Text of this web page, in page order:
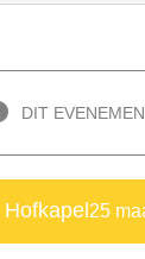
DIT
25